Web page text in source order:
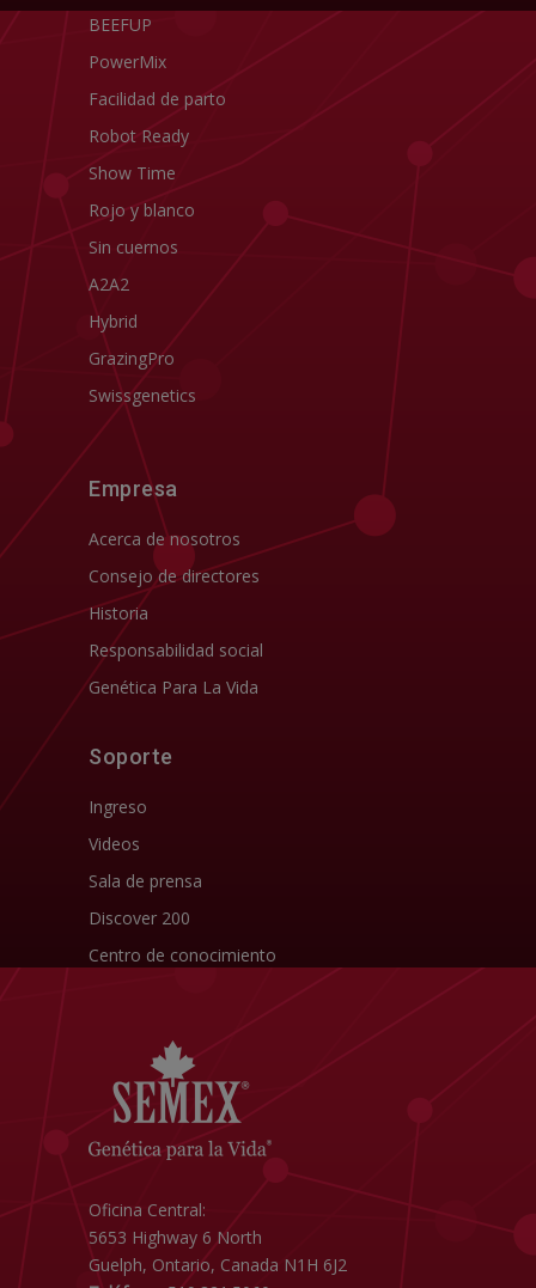
BEEFUP
PowerMix
Facilidad de parto
Robot Ready
Show Time
Rojo y blanco
Sin cuernos
A2A2
Hybrid
GrazingPro
Swissgenetics
Empresa
Acerca de nosotros
Consejo de directores
Historia
Responsabilidad social
Genética Para La Vida
Soporte
Ingreso
Videos
Sala de prensa
Discover 200
Centro de conocimiento
Oficina Central:
5653 Highway 6 North
Guelph, Ontario, Canada N1H 6J2